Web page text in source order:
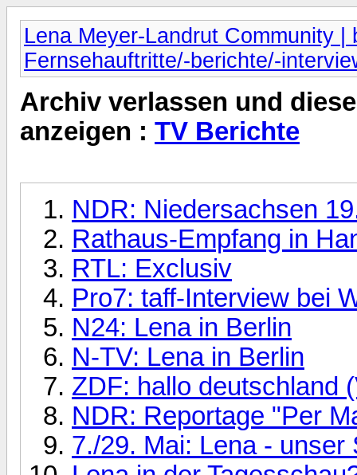
Lena Meyer-Landrut Community |
Fernsehauftritte/-berichte/-
Archiv verlassen und
anzeigen : TV Berichte
NDR: Niedersachsen
Rathaus-Empfang in
RTL: Exclusiv
Pro7: taff-Interview bei
N24: Lena in Berlin
N-TV: Lena in Berlin
ZDF: hallo deutschland
NDR: Reportage "Per
7./29. Mai: Lena -